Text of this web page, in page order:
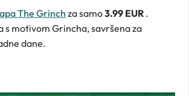
The Grinchza samo3.99 EUR .
s motivom Grincha, savršena za
dane.